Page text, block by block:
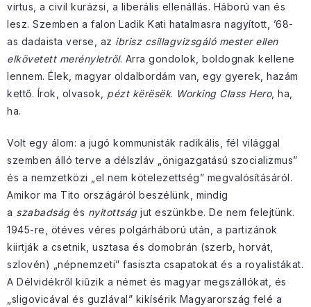
virtus, a civil kurázsi, a liberális ellenállás. Háború van és
lesz. Szemben a falon Ladik Kati hatalmasra nagyított, ’68-
as dadaista verse, az ibrisz csillagvizsgáló mester ellen
elkövetett merényletről. Arra gondolok, boldognak kellene
lennem. Élek, magyar oldalbordám van, egy gyerek, hazám
kettő. Írok, olvasok, pézt kërësëk. Working Class Hero, ha,
ha.
Volt egy álom: a jugó kommunisták radikális, fél világgal
szemben álló terve a délszláv „önigazgatású szocializmus”
és a nemzetközi „el nem kötelezettség” megvalósításáról.
Amikor ma Tito országáról beszélünk, mindig
a szabadságés nyitottságjut eszünkbe. De nem felejtünk.
1945-re, ötéves véres polgárháború után, a partizánok
kiirtják a csetnik, usztasa és domobrán (szerb, horvát,
szlovén) „népnemzeti” fasiszta csapatokat és a royalistákat.
A Délvidékről kiűzik a német és magyar megszállókat, és
„sligovicával és guzlával” kikísérik Magyarország felé a